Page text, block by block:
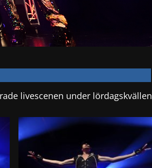
livescenen under lördagskvällen